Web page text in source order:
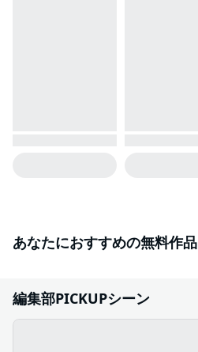
あなたにおすすめの無料作品
編集部PICKUPシーン